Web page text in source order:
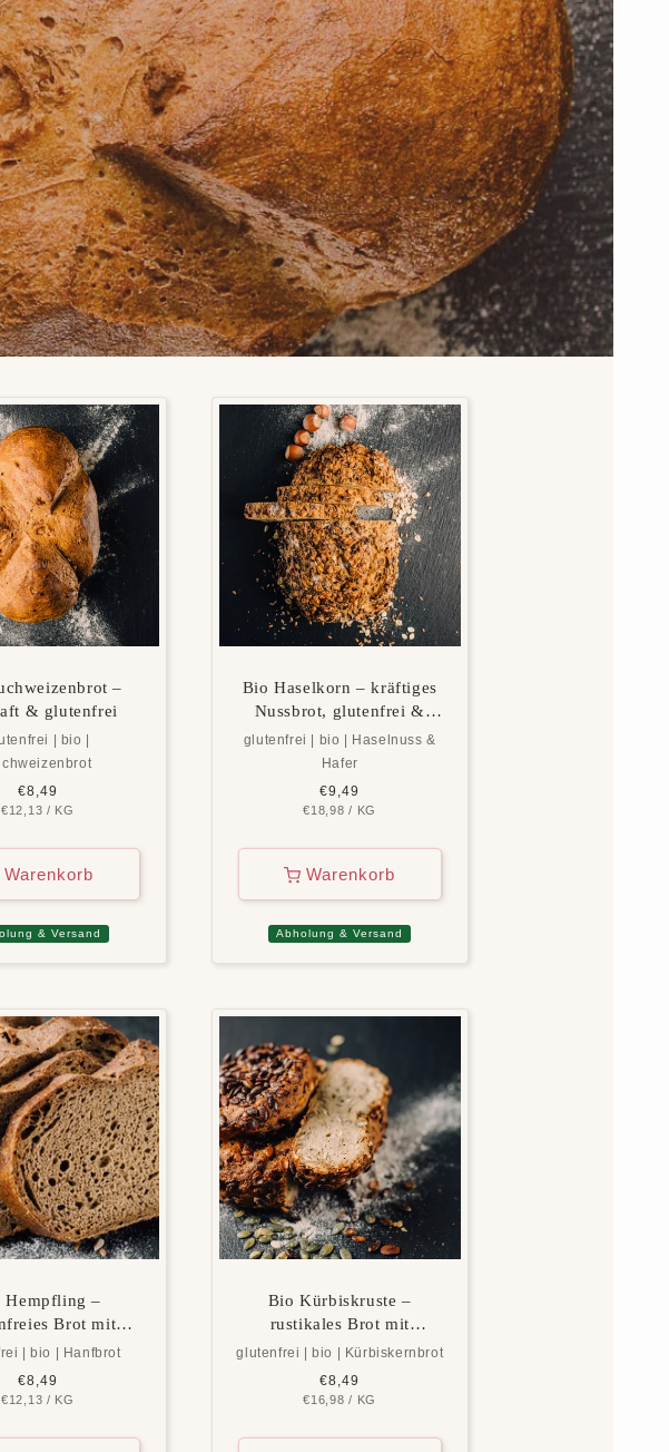
–
& glutenfrei
| bio |
Normaler
Preis
€8,49
GRUNDPREIS
€12,13 / PRO
KG
Warenkorb
& Versand
Bio Haselkorn – kräftiges
Nussbrot, glutenfrei &
vegan
glutenfrei | bio | Haselnuss &
Hafer
Normaler
Preis
€9,49
GRUNDPREIS
€18,98 / PRO
KG
Warenkorb
Abholung & Versand
Hempfling –
Brot mit
& Charakter
| bio | Hanfbrot
Normaler
Preis
€8,49
GRUNDPREIS
€12,13 / PRO
KG
Bio Kürbiskruste –
rustikales Brot mit
Kürbiskernen, glutenfrei &
glutenfrei | bio | Kürbiskernbrot
Normaler
Preis
€8,49
GRUNDPREIS
€16,98 / PRO
KG